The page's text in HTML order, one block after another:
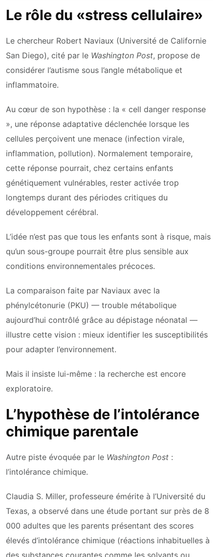
Le rôle du «stress cellulaire»
Le chercheur Robert Naviaux (Université de Californie
San Diego), cité par le Washington Post, propose de
considérer l’autisme sous l’angle métabolique et
inflammatoire.
Au cœur de son hypothèse : la « cell danger response
», une réponse adaptative déclenchée lorsque les
cellules perçoivent une menace (infection virale,
inflammation, pollution). Normalement temporaire,
cette réponse pourrait, chez certains enfants
génétiquement vulnérables, rester activée trop
longtemps durant des périodes critiques du
développement cérébral.
L’idée n’est pas que tous les enfants sont à risque, mais
qu’un sous-groupe pourrait être plus sensible aux
conditions environnementales précoces.
La comparaison faite par Naviaux avec la
phénylcétonurie (PKU) — trouble métabolique
aujourd’hui contrôlé grâce au dépistage néonatal —
illustre cette vision : mieux identifier les susceptibilités
pour adapter l’environnement.
Mais il insiste lui-même : la recherche est encore
exploratoire.
L’hypothèse de l’intolérance
chimique parentale
Autre piste évoquée par le Washington Post :
l’intolérance chimique.
Claudia S. Miller, professeure émérite à l’Université du
Texas, a observé dans une étude portant sur près de 8
000 adultes que les parents présentant des scores
élevés d’intolérance chimique (réactions inhabituelles à